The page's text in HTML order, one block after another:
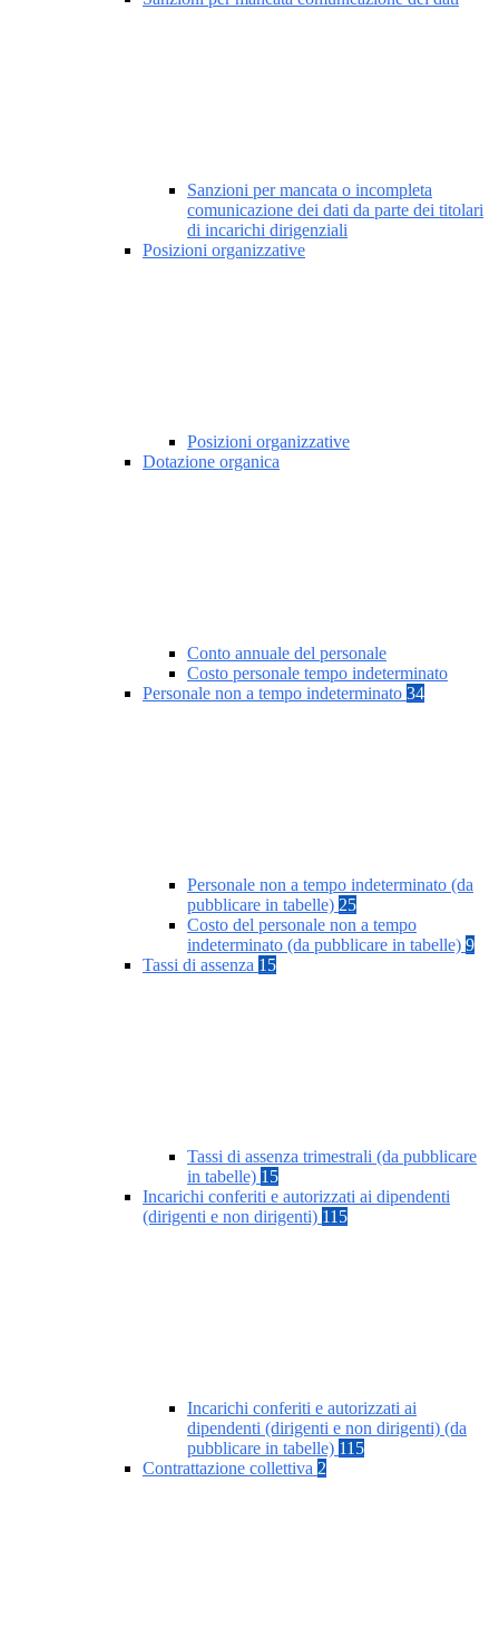
Sanzioni per mancata o incompleta
comunicazione dei dati da parte dei titolari
di incarichi dirigenziali
Posizioni organizzative
Posizioni organizzative
Dotazione organica
Conto annuale del personale
Costo personale tempo indeterminato
Personale non a tempo indeterminato 34
Personale non a tempo indeterminato (da
pubblicare in tabelle) 25
Costo del personale non a tempo
indeterminato (da pubblicare in tabelle) 9
Tassi di assenza 15
Tassi di assenza trimestrali (da pubblicare
in tabelle) 15
Incarichi conferiti e autorizzati ai dipendenti
(dirigenti e non dirigenti) 115
Incarichi conferiti e autorizzati ai
dipendenti (dirigenti e non dirigenti) (da
pubblicare in tabelle) 115
Contrattazione collettiva 2